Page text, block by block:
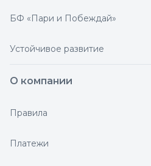
БФ «Пари и Побеждай»
Устойчивое развитие
О компании
Правила
Платежи